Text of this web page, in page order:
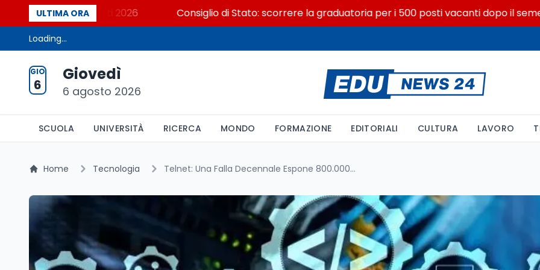
ULTIMA ORA
dicono i dati 2026 Consiglio di Stato: scorrere la graduatoria per i 500 posti vacanti dopo il semestre
Loading...
GIO
6
Giovedì
6 agosto 2026
SCUOLA UNIVERSITÀ RICERCA MONDO FORMAZIONE EDITORIALI CULTURA LAVORO
Home Tecnologia Telnet: Una Falla Decennale Espone 800.000 Server Al Rischio Globale. Attacchi In Corso Mentre La Sicurezza Vacilla